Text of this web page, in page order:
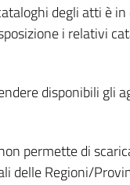
degli atti è
i relativi
disponibili gli
permette di
delle Regioni/